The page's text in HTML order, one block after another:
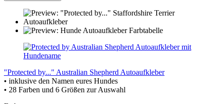
"Protected by..." Australian Shepherd Autoaufkleber
• inklusive den Namen eures Hundes
• 28 Farben und 6 Größen zur Auswahl